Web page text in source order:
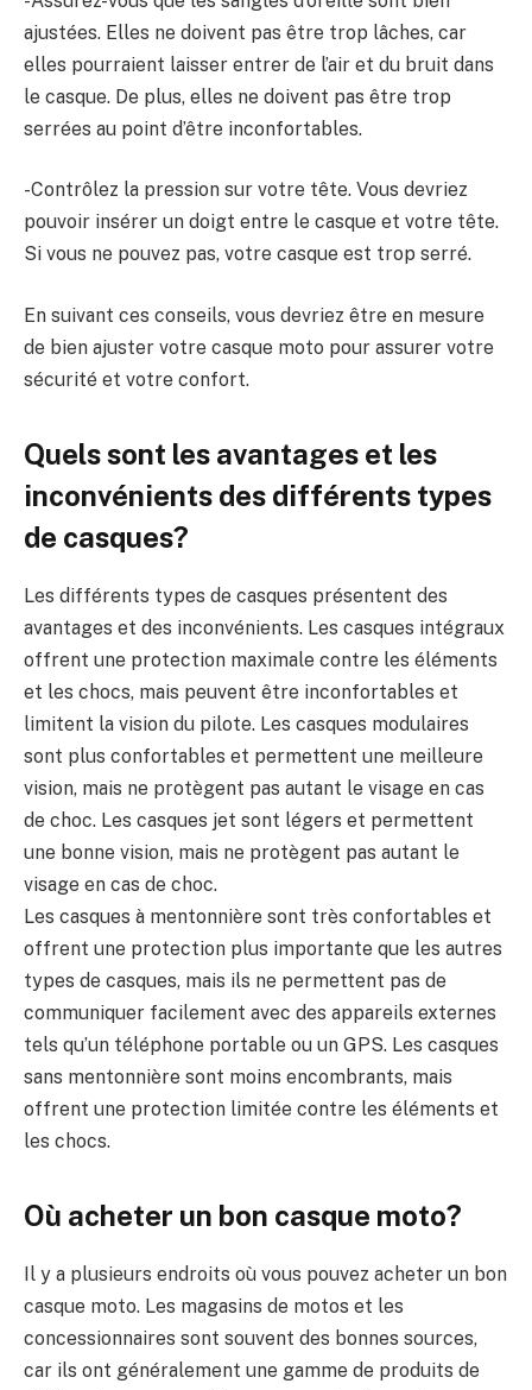
ajustées. Elles ne doivent pas être trop lâches, car
elles pourraient laisser entrer de l’air et du bruit dans
le casque. De plus, elles ne doivent pas être trop
serrées au point d’être inconfortables.
-Contrôlez la pression sur votre tête. Vous devriez
pouvoir insérer un doigt entre le casque et votre tête.
Si vous ne pouvez pas, votre casque est trop serré.
En suivant ces conseils, vous devriez être en mesure
de bien ajuster votre casque moto pour assurer votre
sécurité et votre confort.
Quels sont les avantages et les
inconvénients des différents types
de casques?
Les différents types de casques présentent des
avantages et des inconvénients. Les casques intégraux
offrent une protection maximale contre les éléments
et les chocs, mais peuvent être inconfortables et
limitent la vision du pilote. Les casques modulaires
sont plus confortables et permettent une meilleure
vision, mais ne protègent pas autant le visage en cas
de choc. Les casques jet sont légers et permettent
une bonne vision, mais ne protègent pas autant le
visage en cas de choc.
Les casques à mentonnière sont très confortables et
offrent une protection plus importante que les autres
types de casques, mais ils ne permettent pas de
communiquer facilement avec des appareils externes
tels qu’un téléphone portable ou un GPS. Les casques
sans mentonnière sont moins encombrants, mais
offrent une protection limitée contre les éléments et
les chocs.
Où acheter un bon casque moto?
Il y a plusieurs endroits où vous pouvez acheter un bon
casque moto. Les magasins de motos et les
concessionnaires sont souvent des bonnes sources,
car ils ont généralement une gamme de produits de